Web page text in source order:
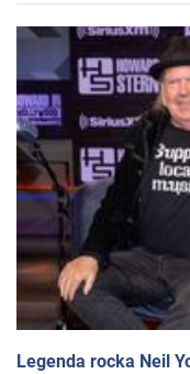
Legenda rocka Neil